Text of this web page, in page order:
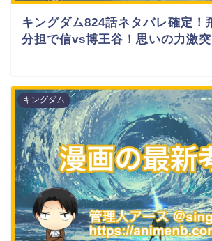
キングダム824話ネタバレ確定！
分担で信vs博王谷！思いの力激突
キングダム